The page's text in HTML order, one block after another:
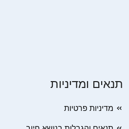
תנאים ומדיניות
מדיניות פרטיות